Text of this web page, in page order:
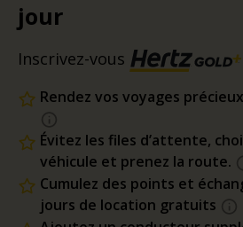
jour
Inscrivez-vous
Rendez vos voyages
Évitez les files d’attente,
véhicule et prenez la route.
Cumulez des points et
jours de location gratuits